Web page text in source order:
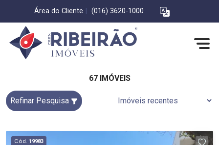
Área do Cliente (016) 3620-1000
67 IMÓVEIS
Refinar Pesquisa
Cód. 19983